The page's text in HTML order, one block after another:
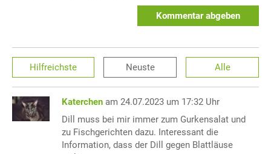
Kommentar abgeben
Hilfreichste Neuste Alle
Katerchen am 24.07.2023 um 17:32 Uhr
Dill muss bei mir immer zum Gurkensalat und
zu Fischgerichten dazu. Interessant die
Information, dass der Dill gegen Blattläuse